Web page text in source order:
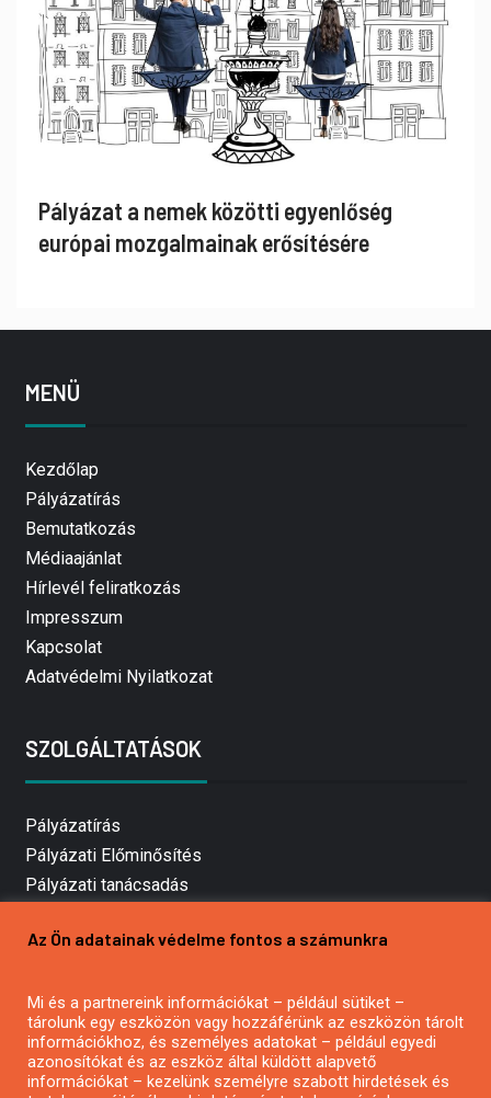
Pályázat a nemek közötti egyenlőség
európai mozgalmainak erősítésére
MENÜ
Kezdőlap
Pályázatírás
Bemutatkozás
Médiaajánlat
Hírlevél feliratkozás
Impresszum
Kapcsolat
Adatvédelmi Nyilatkozat
SZOLGÁLTATÁSOK
Pályázatírás
Pályázati Előminősítés
Pályázati tanácsadás
Mezőgazdasági pályázatírás
Pályázatírás civil szervezeteknek
Pályázatírás önkormányzatoknak
Pályázatfigyelés
Specifikus pályázatfigyelés vagy hírlevél
Az Ön adatainak védelme fontos a számunkra
Mi és a partnereink információkat – például sütiket –
tárolunk egy eszközön vagy hozzáférünk az eszközön tárolt
információkhoz, és személyes adatokat – például egyedi
azonosítókat és az eszköz által küldött alapvető
információkat – kezelünk személyre szabott hirdetések és